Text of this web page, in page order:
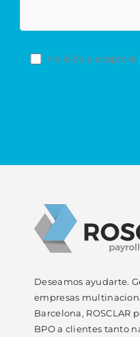
He leído y acepto la
Deseamos ayudarte.
empresas
Barcelona, ROSCLAR
BPO a clientes tanto